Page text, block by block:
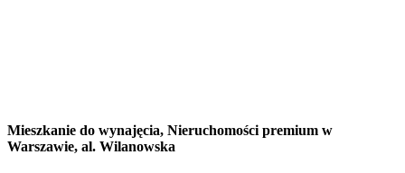
Mieszkanie do wynajęcia, Nieruchomości premium w
Warszawie, al. Wilanowska